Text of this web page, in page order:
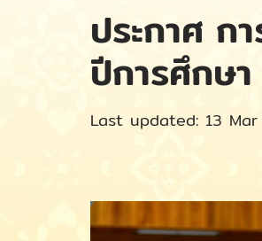
ประกาศ ก
ปีการศึกษ
Last updated: 13